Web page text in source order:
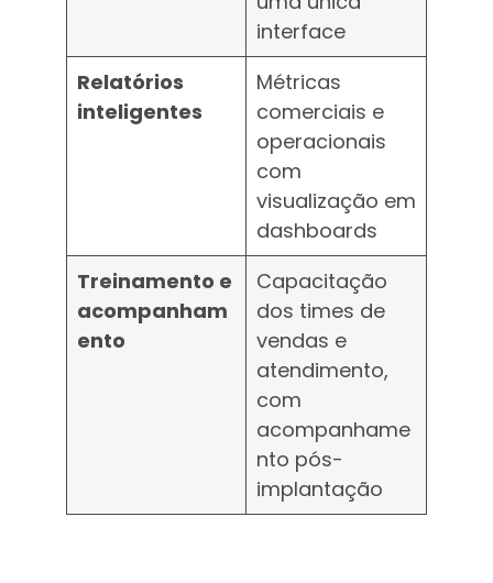
interface
Relatórios
inteligentes
Métricas
comerciais e
operacionais
com
visualização em
dashboards
Treinamento e
acompanham
ento
Capacitação
dos times de
vendas e
atendimento,
com
acompanhame
nto pós-
implantação